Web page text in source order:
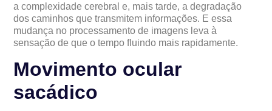
a complexidade cerebral e, mais tarde, a degradação
dos caminhos que transmitem informações. E essa
mudança no processamento de imagens leva à
sensação de que o tempo fluindo mais rapidamente.
Movimento ocular
sacádico